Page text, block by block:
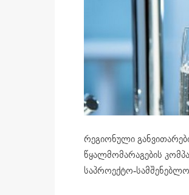
რეგიონული
წყალმომარაგების
საპროექტო-სამშენებლო